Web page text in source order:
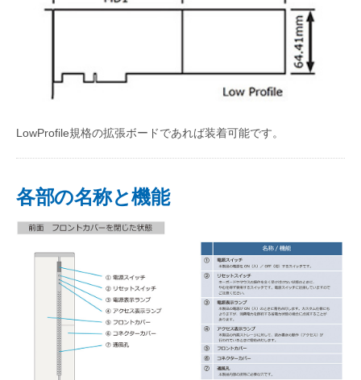
LowProfile規格の拡張ボードであれば装着可能です。
各部の名称と機能